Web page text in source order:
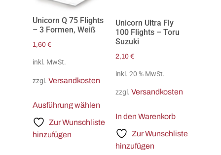
Unicorn Q 75 Flights
– 3 Formen, Weiß
1,60 €
inkl. MwSt.
zzgl. Versandkosten
Ausführung wählen
Zur Wunschliste
hinzufügen
Unicorn Ultra Fly
100 Flights – Toru
Suzuki
2,10 €
inkl. 20 % MwSt.
zzgl. Versandkosten
In den Warenkorb
Zur Wunschliste
hinzufügen